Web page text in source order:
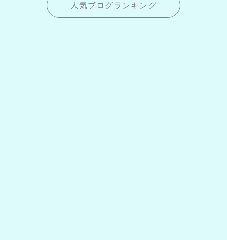
人気ブログランキング